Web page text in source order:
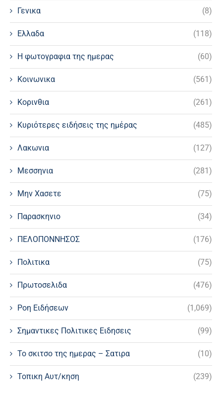
Γενικα (8)
Ελλαδα (118)
Η φωτογραφια της ημερας (60)
Κοινωνικα (561)
Κορινθια (261)
Κυριότερες ειδήσεις της ημέρας (485)
Λακωνια (127)
Μεσσηνια (281)
Μην Χασετε (75)
Παρασκηνιο (34)
ΠΕΛΟΠΟΝΝΗΣΟΣ (176)
Πολιτικα (75)
Πρωτοσελιδα (476)
Ροη Ειδήσεων (1,069)
Σημαντικες Πολιτικες Ειδησεις (99)
Το σκιτσο της ημερας – Σατιρα (10)
Τοπικη Αυτ/κηση (239)